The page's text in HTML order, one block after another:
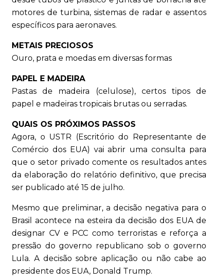
motores de turbina, sistemas de radar e assentos
específicos para aeronaves.
METAIS PRECIOSOS
Ouro, prata e moedas em diversas formas
PAPEL E MADEIRA
Pastas de madeira (celulose), certos tipos de
papel e madeiras tropicais brutas ou serradas.
QUAIS OS PRÓXIMOS PASSOS
Agora, o USTR (Escritório do Representante de
Comércio dos EUA) vai abrir uma consulta para
que o setor privado comente os resultados antes
da elaboração do relatório definitivo, que precisa
ser publicado até 15 de julho.
Mesmo que preliminar, a decisão negativa para o
Brasil acontece na esteira da decisão dos EUA de
designar CV e PCC como terroristas e reforça a
pressão do governo republicano sob o governo
Lula. A decisão sobre aplicação ou não cabe ao
presidente dos EUA, Donald Trump.